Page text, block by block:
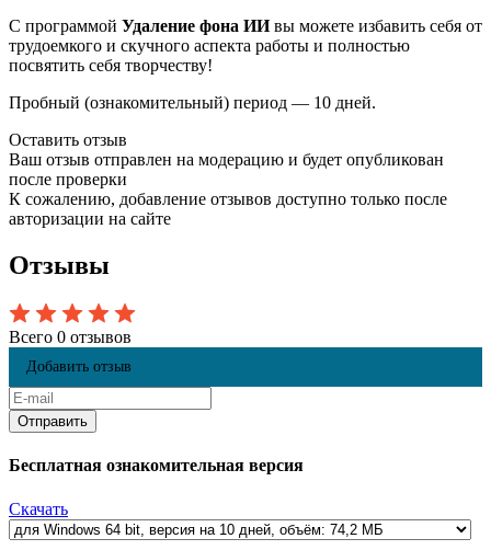
С программой Удаление фона ИИвы можете избавить себя от
трудоемкого и скучного аспекта работы и полностью
посвятить себя творчеству!
Пробный (ознакомительный) период — 10 дней.
Оставить отзыв
Ваш отзыв отправлен на модерацию и будет опубликован
после проверки
К сожалению, добавление отзывов доступно только после
авторизации на сайте
Отзывы
Всего 0 отзывов
Добавить отзыв
Бесплатная ознакомительная версия
Скачать